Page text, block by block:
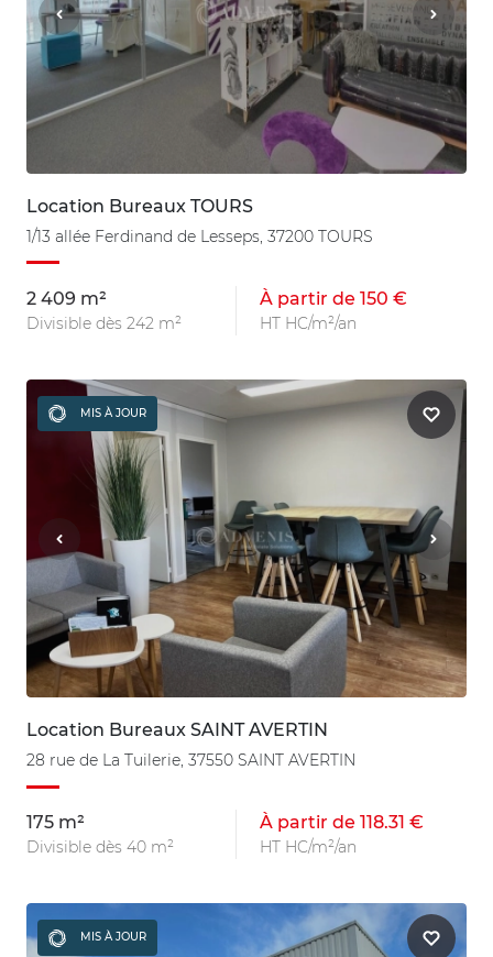
Location Bureaux TOURS
1/13 allée Ferdinand de Lesseps, 37200 TOURS
2 409 m²
Divisible dès 242 m²
À partir de 150 €
HT HC/m²/an
MIS À JOUR
Location Bureaux SAINT AVERTIN
28 rue de La Tuilerie, 37550 SAINT AVERTIN
175 m²
Divisible dès 40 m²
À partir de 118.31 €
HT HC/m²/an
MIS À JOUR